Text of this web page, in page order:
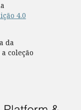
4.0
da
coleção